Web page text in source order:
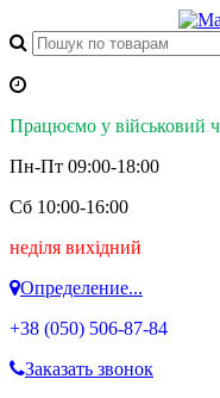
Працюємо у військовий
Пн-Пт 09:00-18:00
Сб 10:00-16:00
неділя вихідний
Определение...
+38 (050) 506-87-84
Заказать звонок